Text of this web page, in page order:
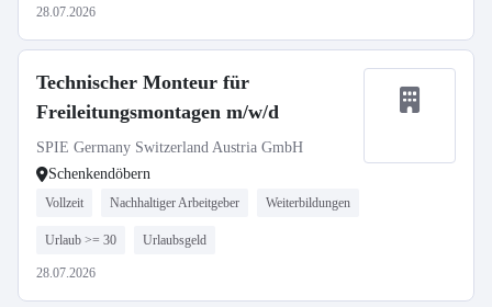
28.07.2026
Technischer Monteur für
Freileitungsmontagen m/w/d
SPIE Germany Switzerland Austria GmbH
Schenkendöbern
Vollzeit Nachhaltiger Arbeitgeber Weiterbildungen
Urlaub >= 30 Urlaubsgeld
28.07.2026